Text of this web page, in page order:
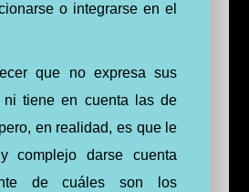
o integrarse en el
que no expresa sus
ni tiene en cuenta las de
en realidad, es que le
complejo darse cuenta
de cuáles son los